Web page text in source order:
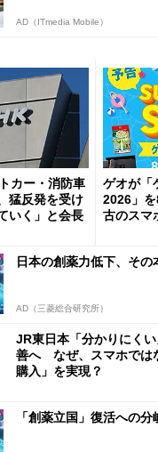
AD（ITmedia Mobile）
カー・消防車
猛反発を受け
いく」と会長
ゲオが「
2026」
古のスマ
日本の創薬力低下、その
AD（三菱総合研究所）
JR東日本「分かりにく
善へ なぜ、スマホでは
購入」を実現？
「創薬立国」復活への分